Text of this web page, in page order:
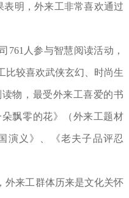
表明，外来工非常喜欢通过
人参与智慧阅读活动，
比较喜欢武侠玄幻、时尚生
物，最受外来工喜爱的书
飘零的花》（外来工题材
演义》、《老夫子品评忍
来工群体历来是文化关怀